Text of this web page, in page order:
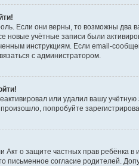
Если они верны, то возможны два
новые учётные записи были
инструкциям. Если email-
с администратором.
или удалил вашу
попробуйте
Акт о защите частных прав
письменное согласие родителей.